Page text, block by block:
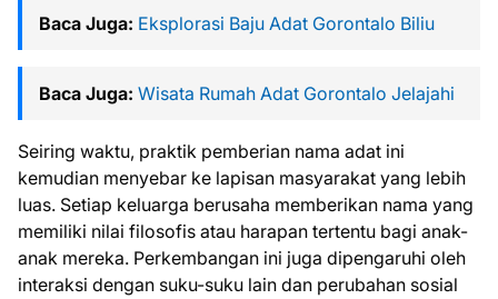
Baca Juga: Eksplorasi Baju Adat Gorontalo Biliu
Baca Juga: Wisata Rumah Adat Gorontalo Jelajahi
Seiring waktu, praktik pemberian nama adat ini
kemudian menyebar ke lapisan masyarakat yang lebih
luas. Setiap keluarga berusaha memberikan nama yang
memiliki nilai filosofis atau harapan tertentu bagi anak-
anak mereka. Perkembangan ini juga dipengaruhi oleh
interaksi dengan suku-suku lain dan perubahan sosial